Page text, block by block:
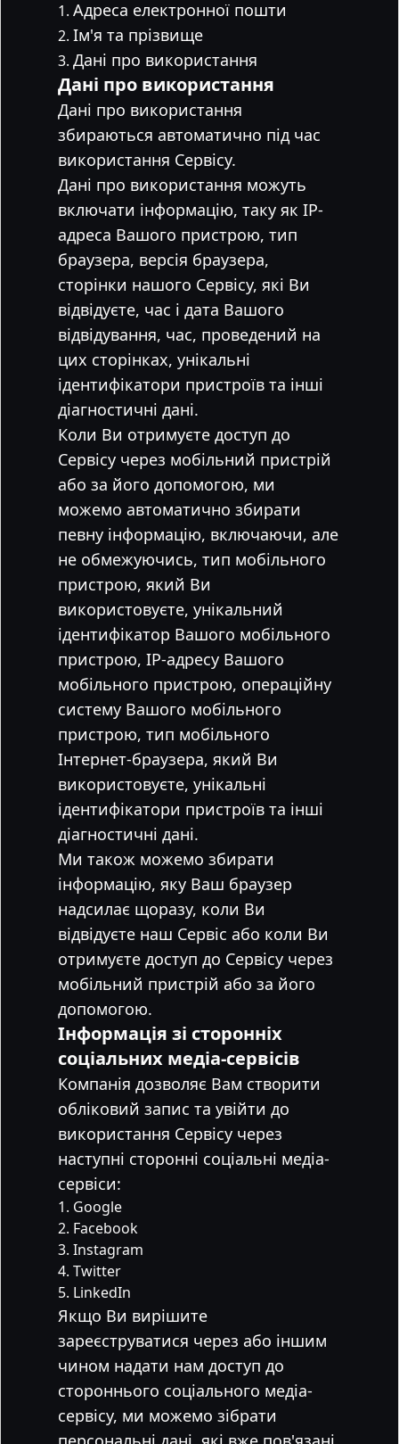
Адреса електронної пошти
Ім'я та прізвище
Дані про використання
Дані про використання
Дані про використання
збираються автоматично під час
використання Сервісу.
Дані про використання можуть
включати інформацію, таку як IP-
адреса Вашого пристрою, тип
браузера, версія браузера,
сторінки нашого Сервісу, які Ви
відвідуєте, час і дата Вашого
відвідування, час, проведений на
цих сторінках, унікальні
ідентифікатори пристроїв та інші
діагностичні дані.
Коли Ви отримуєте доступ до
Сервісу через мобільний пристрій
або за його допомогою, ми
можемо автоматично збирати
певну інформацію, включаючи, але
не обмежуючись, тип мобільного
пристрою, який Ви
використовуєте, унікальний
ідентифікатор Вашого мобільного
пристрою, IP-адресу Вашого
мобільного пристрою, операційну
систему Вашого мобільного
пристрою, тип мобільного
Інтернет-браузера, який Ви
використовуєте, унікальні
ідентифікатори пристроїв та інші
діагностичні дані.
Ми також можемо збирати
інформацію, яку Ваш браузер
надсилає щоразу, коли Ви
відвідуєте наш Сервіс або коли Ви
отримуєте доступ до Сервісу через
мобільний пристрій або за його
допомогою.
Інформація зі сторонніх
соціальних медіа-сервісів
Компанія дозволяє Вам створити
обліковий запис та увійти до
використання Сервісу через
наступні сторонні соціальні медіа-
сервіси:
Google
Facebook
Instagram
Twitter
LinkedIn
Якщо Ви вирішите
зареєструватися через або іншим
чином надати нам доступ до
стороннього соціального медіа-
сервісу, ми можемо зібрати